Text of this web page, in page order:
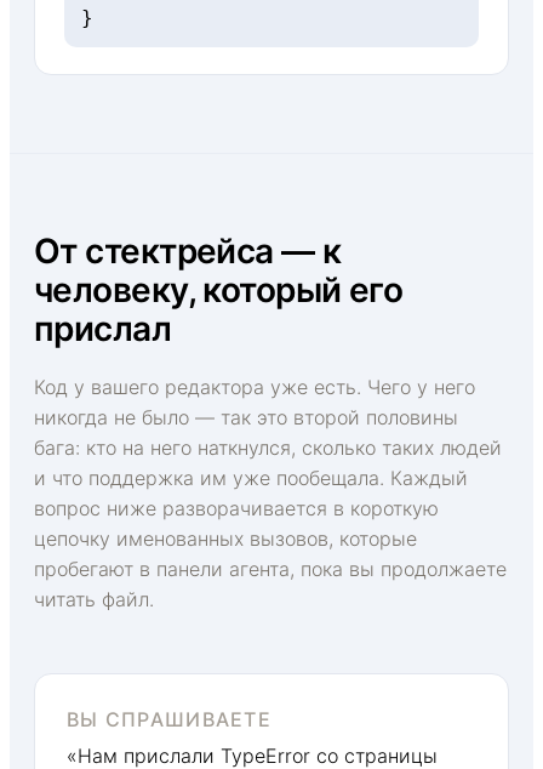
}
От стектрейса — к
человеку, который его
прислал
Код у вашего редактора уже есть. Чего у него
никогда не было — так это второй половины
бага: кто на него наткнулся, сколько таких людей
и что поддержка им уже пообещала. Каждый
вопрос ниже разворачивается в короткую
цепочку именованных вызовов, которые
пробегают в панели агента, пока вы продолжаете
читать файл.
ВЫ СПРАШИВАЕТЕ
«Нам прислали TypeError со страницы